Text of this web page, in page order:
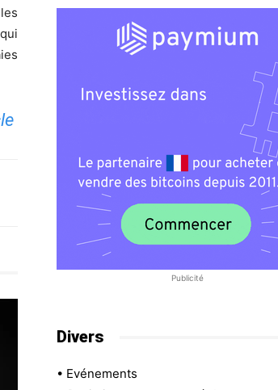
Publicité
Divers
• Evénements